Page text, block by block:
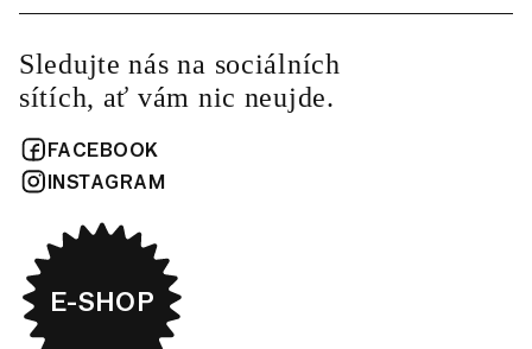
Sledujte nás na sociálních
sítích, ať vám nic neujde.
FACEBOOK
INSTAGRAM
E-SHOP